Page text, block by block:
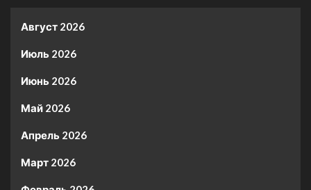
Август 2026
Июль 2026
Июнь 2026
Май 2026
Апрель 2026
Март 2026